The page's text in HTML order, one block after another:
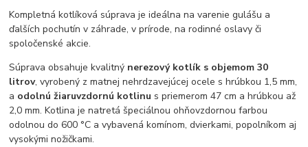
Kompletná kotlíková súprava je ideálna na varenie gulášu a
ďalších pochutín v záhrade, v prírode, na rodinné oslavy či
spoločenské akcie.
Súprava obsahuje kvalitný nerezový kotlík s objemom 30
litrov, vyrobený z matnej nehrdzavejúcej ocele s hrúbkou 1,5 mm,
a odolnú žiaruvzdornú kotlinu s priemerom 47 cm a hrúbkou až
2,0 mm. Kotlina je natretá špeciálnou ohňovzdornou farbou
odolnou do 600 °C a vybavená komínom, dvierkami, popolníkom aj
vysokými nožičkami.